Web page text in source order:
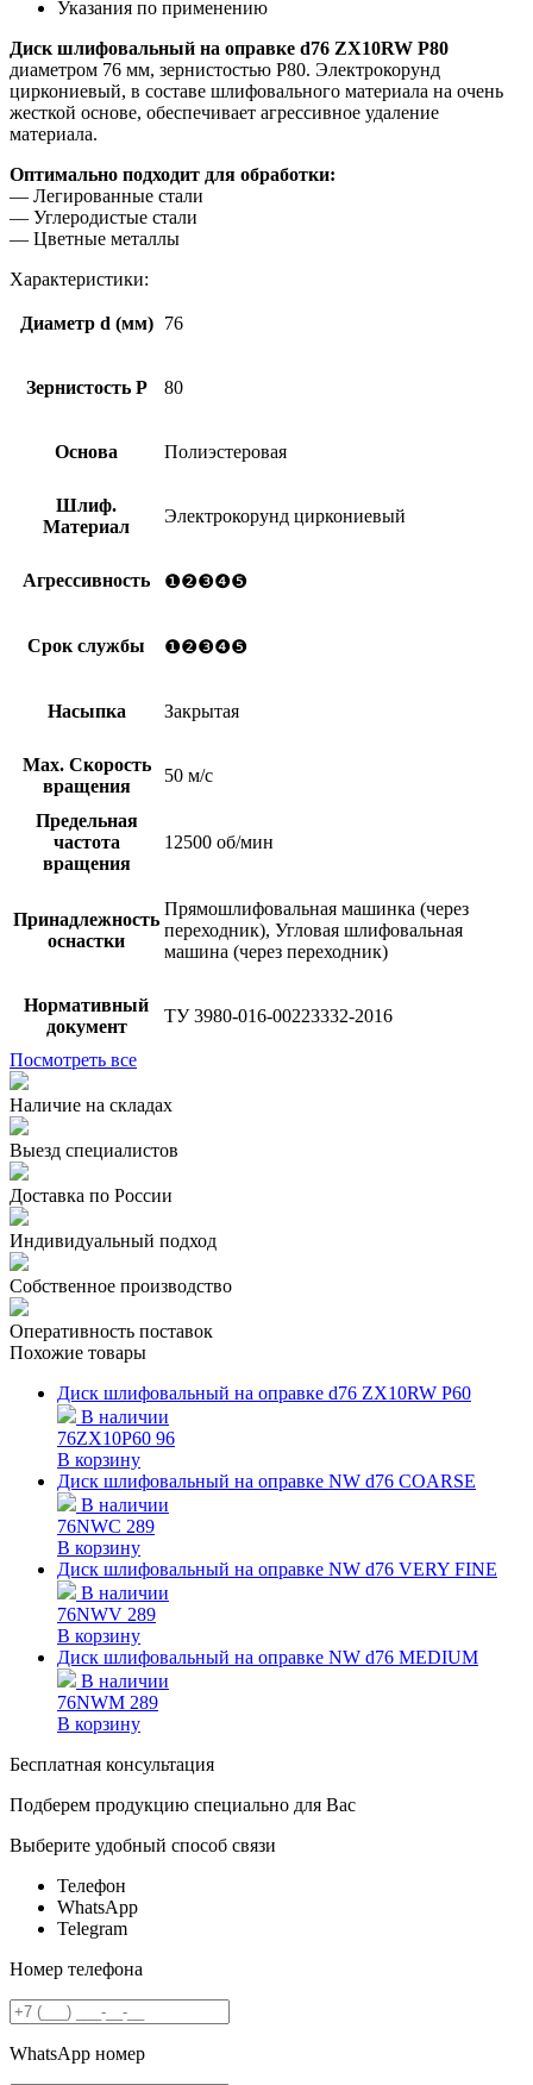
Указания по применению
Диск шлифовальный на оправке d76 ZX10RW P80
диаметром 76 мм, зернистостью Р80. Электрокорунд
циркониевый, в составе шлифовального материала на очень
жесткой основе, обеспечивает агрессивное удаление
материала.
Оптимально подходит для обработки:
— Легированные стали
— Углеродистые стали
— Цветные металлы
Характеристики:
Диаметр d (мм) 76
Зернистость Р 80
Основа Полиэстеровая
Шлиф.
Материал
Электрокорунд циркониевый
Агрессивность ❶❷❸❹❺
Срок службы ❶❷❸❹❺
Насыпка Закрытая
Мах. Скорость
вращения
50 м/с
Предельная
частота
вращения
12500 об/мин
Принадлежность
оснастки
Прямошлифовальная машинка (через
переходник), Угловая шлифовальная
машина (через переходник)
Нормативный
документ
ТУ 3980-016-00223332-2016
Посмотреть все
Наличие на складах
Выезд специалистов
Доставка по России
Индивидуальный подход
Собственное производство
Оперативность поставок
Похожие товары
Диск шлифовальный на оправке d76 ZX10RW P60
В наличии
76ZX10P60 96
В корзину
Диск шлифовальный на оправке NW d76 COARSE
В наличии
76NWC 289
В корзину
Диск шлифовальный на оправке NW d76 VERY FINE
В наличии
76NWV 289
В корзину
Диск шлифовальный на оправке NW d76 MEDIUM
В наличии
76NWM 289
В корзину
Бесплатная консультация
Подберем продукцию специально для Вас
Выберите удобный способ связи
Телефон
WhatsApp
Telegram
Номер телефона
WhatsApp номер